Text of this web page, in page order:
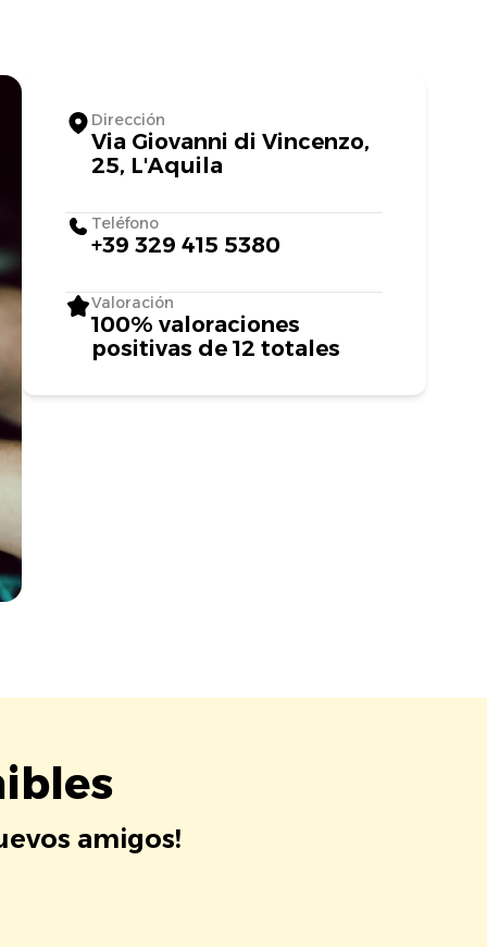
Dirección
Via Giovanni di Vincenzo,
25, L'Aquila
Teléfono
+39 329 415 5380
Valoración
100% valoraciones
positivas de 12 totales
amigos!